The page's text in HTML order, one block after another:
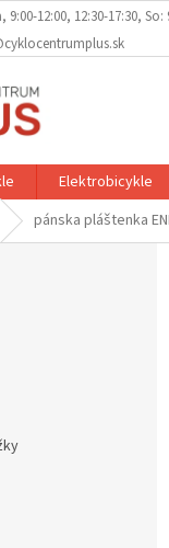
9:00-12:00, 12:30-17:30, So:
Elektrobicykle
pánska pláštenka